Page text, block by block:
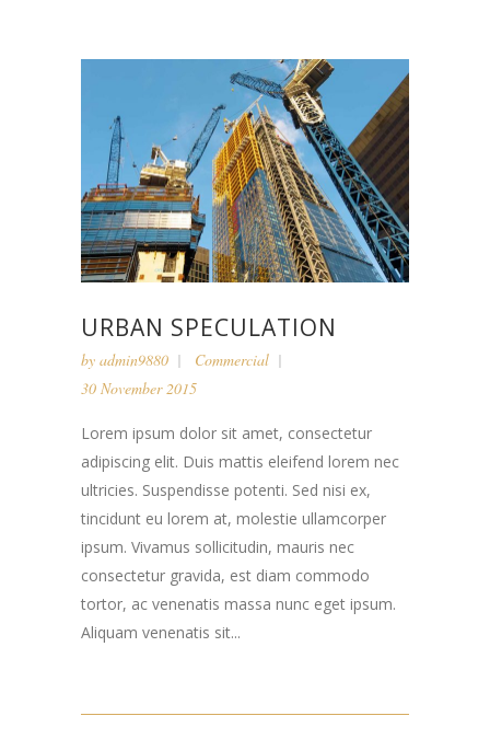
URBAN SPECULATION
by admin9880
Commercial
30 November 2015
Lorem ipsum dolor sit amet, consectetur
adipiscing elit. Duis mattis eleifend lorem nec
ultricies. Suspendisse potenti. Sed nisi ex,
tincidunt eu lorem at, molestie ullamcorper
ipsum. Vivamus sollicitudin, mauris nec
consectetur gravida, est diam commodo
tortor, ac venenatis massa nunc eget ipsum.
Aliquam venenatis sit...